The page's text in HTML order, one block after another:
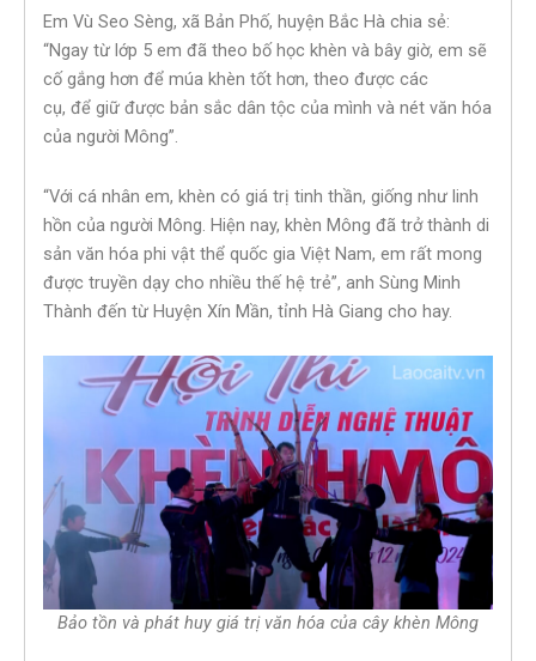
Em Vù Seo Sèng, xã Bản Phố, huyện Bắc Hà chia sẻ:
“Ngay từ lớp 5 em đã theo bố học khèn và bây giờ, em sẽ
cố gắng hơn để múa khèn tốt hơn, theo được các
cụ, để giữ được bản sắc dân tộc của mình và nét văn hóa
của người Mông”.
“Với cá nhân em, khèn có giá trị tinh thần, giống như linh
hồn của người Mông. Hiện nay, khèn Mông đã trở thành di
sản văn hóa phi vật thể quốc gia Việt Nam, em rất mong
được truyền dạy cho nhiều thế hệ trẻ”, anh Sùng Minh
Thành đến từ Huyện Xín Mần, tỉnh Hà Giang cho hay.
Bảo tồn và phát huy giá trị văn hóa của cây khèn Mông